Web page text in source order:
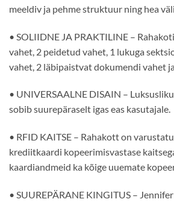
meeldiv ja pehme struktuur ning hea
• SOLIIDNE JA PRAKTILINE –
vahet, 2 peidetud vahet, 1 lukuga
vahet, 2 läbipaistvat dokumendi vahet
• UNIVERSAALNE DISAIN –
sobib suurepäraselt igas eas kasutajale.
• RFID KAITSE – Rahakott on
krediitkaardi kopeerimisvastase
kaardiandmeid ka kõige uuemate
• SUUREPÄRANE KINGITUS –